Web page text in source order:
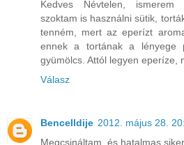
Kedves Névtelen, ismerem
szoktam is használni sütik,
tenném, mert az eperízt
ennek a tortának a lényege
gyümölcs. Attól legyen eperíze,
Válasz
BenceIldije 2012. május 28.
Megcsináltam, és hatalmas